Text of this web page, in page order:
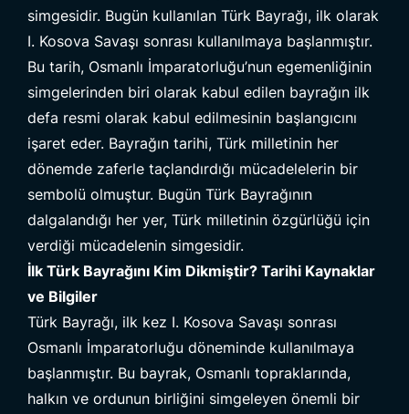
simgesidir. Bugün kullanılan Türk Bayrağı, ilk olarak
I. Kosova Savaşı sonrası kullanılmaya başlanmıştır.
Bu tarih, Osmanlı İmparatorluğu’nun egemenliğinin
simgelerinden biri olarak kabul edilen bayrağın ilk
defa resmi olarak kabul edilmesinin başlangıcını
işaret eder. Bayrağın tarihi, Türk milletinin her
dönemde zaferle taçlandırdığı mücadelelerin bir
sembolü olmuştur. Bugün Türk Bayrağının
dalgalandığı her yer, Türk milletinin özgürlüğü için
verdiği mücadelenin simgesidir.
İlk Türk Bayrağını Kim Dikmiştir? Tarihi Kaynaklar
ve Bilgiler
Türk Bayrağı, ilk kez I. Kosova Savaşı sonrası
Osmanlı İmparatorluğu döneminde kullanılmaya
başlanmıştır. Bu bayrak, Osmanlı topraklarında,
halkın ve ordunun birliğini simgeleyen önemli bir